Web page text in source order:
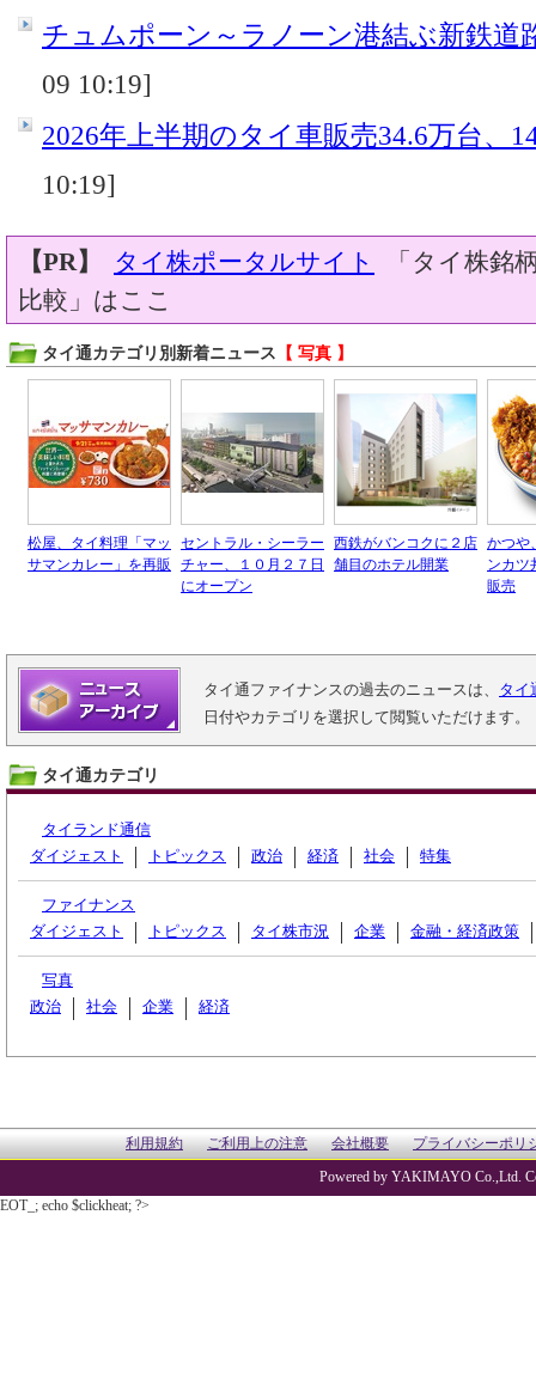
チュムポーン～ラノーン港結ぶ新鉄道
09 10:19]
2026年上半期のタイ車販売34.6万台、
10:19]
【PR】 タイ株ポータルサイト
「タイ株銘
比較」はここ
タイ通カテゴリ別新着ニュース 【 写真 】
松屋、タイ料理「マッ
サマンカレー」を再販
セントラル・シーラー
チャー、１０月２７日
にオープン
西鉄がバンコクに２店
舗目のホテル開業
かつや
ンカツ
販売
タイ通ファイナンスの過去のニュースは、 タイ
日付やカテゴリを選択して閲覧いただけます。
タイ通カテゴリ
タイランド通信
ダイジェスト
トピックス 政治 経済 社会 特集
ファイナンス
ダイジェスト
トピックス タイ株市況 企業 金融・経済政策
写真
政治
社会 企業 経済
利用規約 ご利用上の注意 会社概要 プライバシーポリ
Powered by YAKIMAYO Co.,Ltd.
EOT_; echo $clickheat; ?>